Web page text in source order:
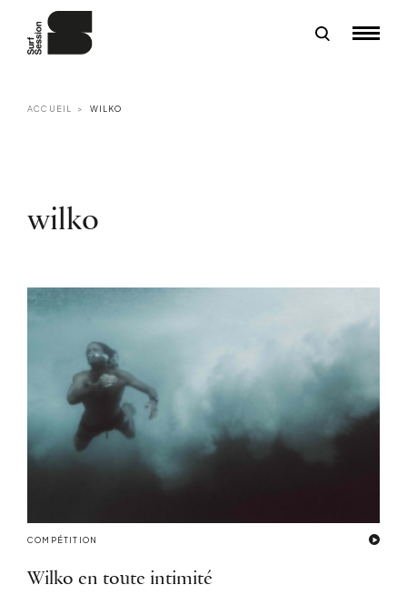
ACCUEIL WILKO
wilko
COMPÉTITION
Wilko en toute intimité